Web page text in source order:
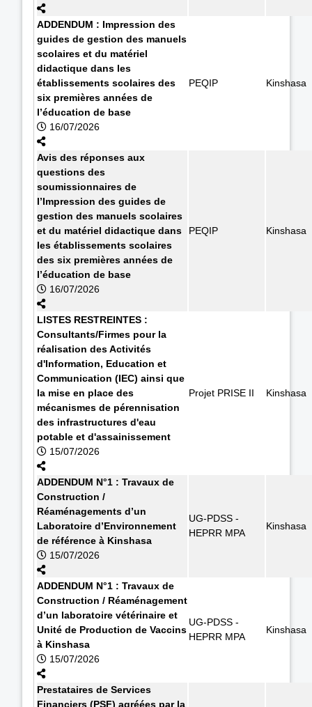
ADDENDUM : Impression des
guides de gestion des manuels
scolaires et du matériel
didactique dans les
établissements scolaires des
six premières années de
l’éducation de base
16/07/2026
PEQIP Kinshasa
Avis des réponses aux
questions des
soumissionnaires de
l’Impression des guides de
gestion des manuels scolaires
et du matériel didactique dans
les établissements scolaires
des six premières années de
l’éducation de base
16/07/2026
PEQIP Kinshasa
LISTES RESTREINTES :
Consultants/Firmes pour la
réalisation des Activités
d'Information, Education et
Communication (IEC) ainsi que
la mise en place des
mécanismes de pérennisation
des infrastructures d'eau
potable et d'assainissement
15/07/2026
Projet PRISE II Kinshasa
ADDENDUM N°1 : Travaux de
Construction /
Réaménagements d’un
Laboratoire d’Environnement
de référence à Kinshasa
15/07/2026
UG-PDSS -
HEPRR MPA
Kinshasa
ADDENDUM N°1 : Travaux de
Construction / Réaménagement
d’un laboratoire vétérinaire et
Unité de Production de Vaccins
à Kinshasa
15/07/2026
UG-PDSS -
HEPRR MPA
Kinshasa
Prestataires de Services
Financiers (PSF) agréées par la